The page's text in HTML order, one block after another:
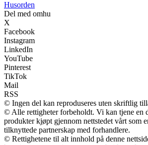
Husorden
Del med omhu
X
Facebook
Instagram
LinkedIn
YouTube
Pinterest
TikTok
Mail
RSS
© Ingen del kan reproduseres uten skriftlig
© Alle rettigheter forbeholdt. Vi kan tjene en
produkter kjøpt gjennom nettstedet vårt som
tilknyttede partnerskap med forhandlere.
© Rettighetene til alt innhold på denne